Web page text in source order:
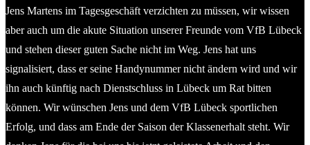
Jens Martens im Tagesgeschäft verzichten zu müssen, wir wissen
aber auch um die akute Situation unserer Freunde vom VfB Lübeck
und stehen dieser guten Sache nicht im Weg. Jens hat uns
signalisiert, dass er seine Handynummer nicht ändern wird und wir
ihn auch künftig nach Dienstschluss in Lübeck um Rat bitten
können. Wir wünschen Jens und dem VfB Lübeck sportlichen
Erfolg, und dass am Ende der Saison der Klassenerhalt steht. Wir